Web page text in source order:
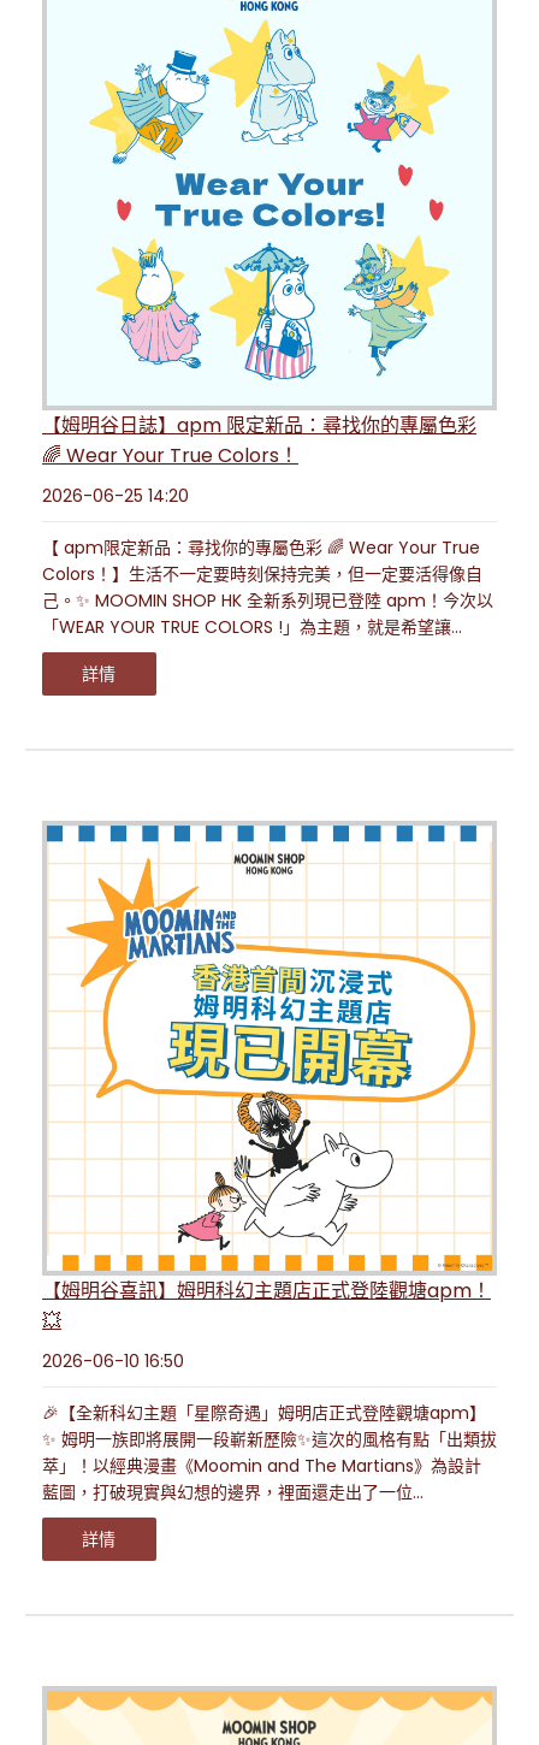
【姆明谷日誌】apm 限定新品：尋找你的專屬色彩
🌈 Wear Your True Colors！
2026-06-25 14:20
【 apm限定新品：尋找你的專屬色彩 🌈 Wear Your True
Colors！】生活不一定要時刻保持完美，但一定要活得像自
己。✨ MOOMIN SHOP HK 全新系列現已登陸 apm！今次以
「WEAR YOUR TRUE COLORS !」為主題，就是希望讓...
詳情
【姆明谷喜訊】姆明科幻主題店正式登陸觀塘apm！
💥
2026-06-10 16:50
🎉【全新科幻主題「星際奇遇」姆明店正式登陸觀塘apm】
✨ 姆明一族即將展開一段嶄新歷險✨這次的風格有點「出類拔
萃」！以經典漫畫《Moomin and The Martians》為設計
藍圖，打破現實與幻想的邊界，裡面還走出了一位...
詳情